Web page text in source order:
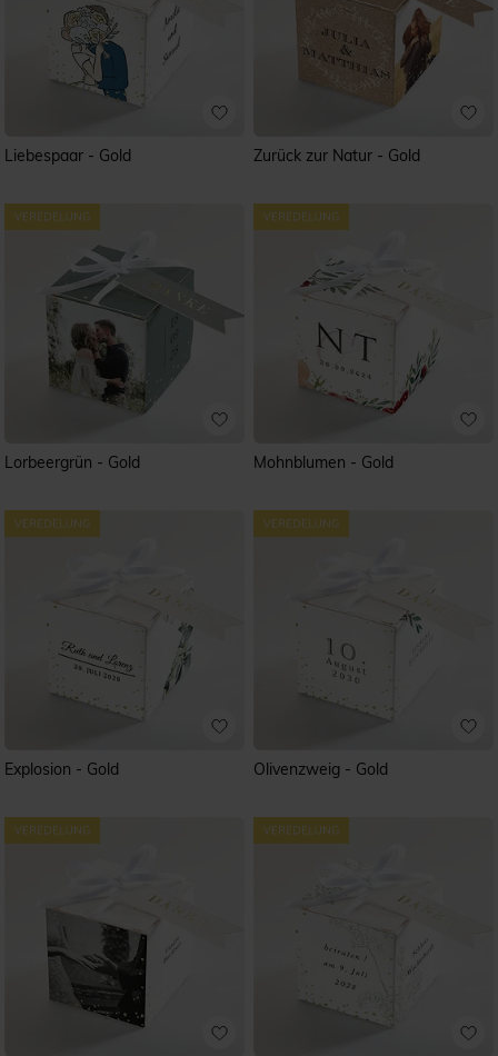
Liebespaar - Gold Zurück zur Natur - Gold
Lorbeergrün - Gold Mohnblumen - Gold
Explosion - Gold Olivenzweig - Gold